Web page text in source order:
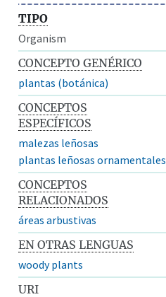
TIPO
Organism
CONCEPTO GENÉRICO
plantas (botánica)
CONCEPTOS
ESPECÍFICOS
malezas leñosas
plantas leñosas ornamentales
CONCEPTOS
RELACIONADOS
áreas arbustivas
EN OTRAS LENGUAS
woody plants
URI